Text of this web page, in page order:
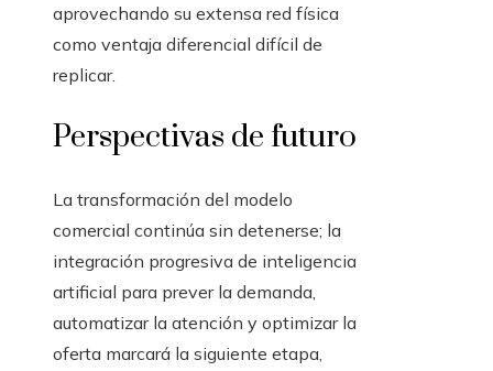
aprovechando su extensa red física
como ventaja diferencial difícil de
replicar.
Perspectivas de futuro
La transformación del modelo
comercial continúa sin detenerse; la
integración progresiva de inteligencia
artificial para prever la demanda,
automatizar la atención y optimizar la
oferta marcará la siguiente etapa,